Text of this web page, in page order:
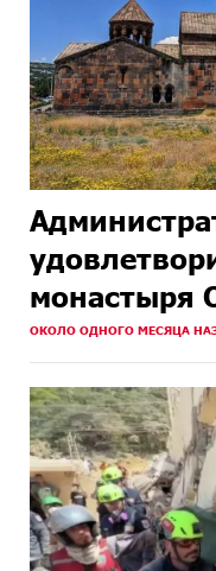
монастыря
ОКОЛО ОДНОГО МЕСЯЦА